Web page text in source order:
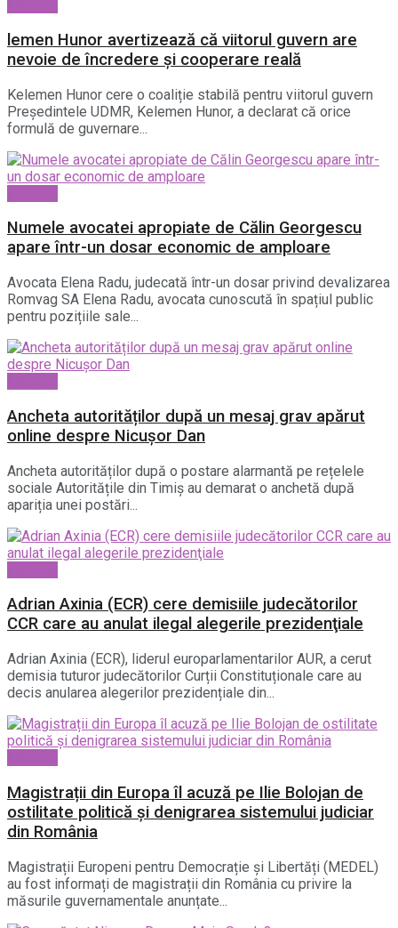
lemen Hunor avertizează că viitorul guvern are
nevoie de încredere și cooperare reală
Kelemen Hunor cere o coaliție stabilă pentru viitorul guvern
Președintele UDMR, Kelemen Hunor, a declarat că orice
formulă de guvernare...
Numele avocatei apropiate de Călin Georgescu
apare într-un dosar economic de amploare
Avocata Elena Radu, judecată într-un dosar privind devalizarea
Romvag SA Elena Radu, avocata cunoscută în spațiul public
pentru pozițiile sale...
Ancheta autorităților după un mesaj grav apărut
online despre Nicușor Dan
Ancheta autorităților după o postare alarmantă pe rețelele
sociale Autoritățile din Timiș au demarat o anchetă după
apariția unei postări...
Adrian Axinia (ECR) cere demisiile judecătorilor
CCR care au anulat ilegal alegerile prezidenţiale
Adrian Axinia (ECR), liderul europarlamentarilor AUR, a cerut
demisia tuturor judecătorilor Curții Constituționale care au
decis anularea alegerilor prezidențiale din...
Magistrații din Europa îl acuză pe Ilie Bolojan de
ostilitate politică și denigrarea sistemului judiciar
din România
Magistrații Europeni pentru Democrație și Libertăți (MEDEL)
au fost informați de magistrații din România cu privire la
măsurile guvernamentale anunțate...